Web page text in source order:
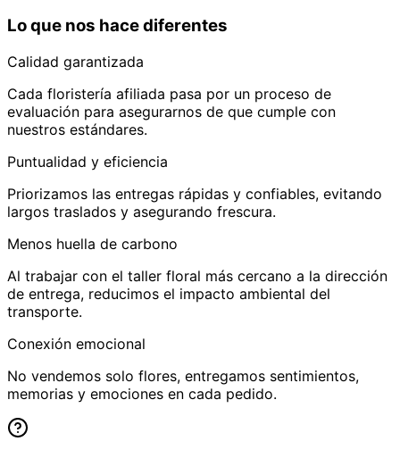
Lo que nos hace diferentes
Calidad garantizada
Cada floristería afiliada pasa por un proceso de
evaluación para asegurarnos de que cumple con
nuestros estándares.
Puntualidad y eficiencia
Priorizamos las entregas rápidas y confiables, evitando
largos traslados y asegurando frescura.
Menos huella de carbono
Al trabajar con el taller floral más cercano a la dirección
de entrega, reducimos el impacto ambiental del
transporte.
Conexión emocional
No vendemos solo flores, entregamos sentimientos,
memorias y emociones en cada pedido.